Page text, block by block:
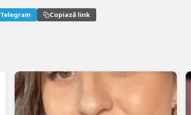
Telegram Copiază link